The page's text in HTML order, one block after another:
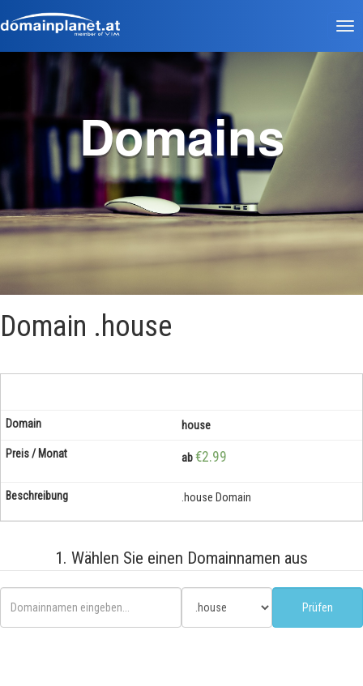
Domains
Domain .house
house
ab€2.99
.house Domain
1. Wählen Sie einen Domainnamen aus